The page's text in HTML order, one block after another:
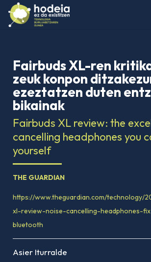
Fairbuds XL-ren
zeuk konpon
ezeztatzen duten
bikainak
Fairbuds XL review: the
cancelling headphones you
yourself
THE GUARDIAN
https://www.theguardian.com/technology/
xl-review-noise-cancelling-headphones-
bluetooth
Asier Iturralde